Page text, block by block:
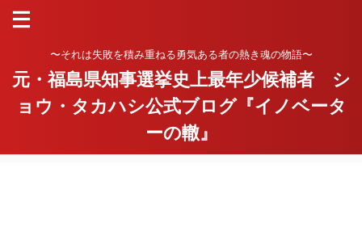
〜それは失敗を積み重ねる勇気ある者の熱き魂の物語〜
元・福島県知事選挙史上最年少候補者 シ
ョウ・タカハシ公式ブログ『イノベータ
ーの轍』